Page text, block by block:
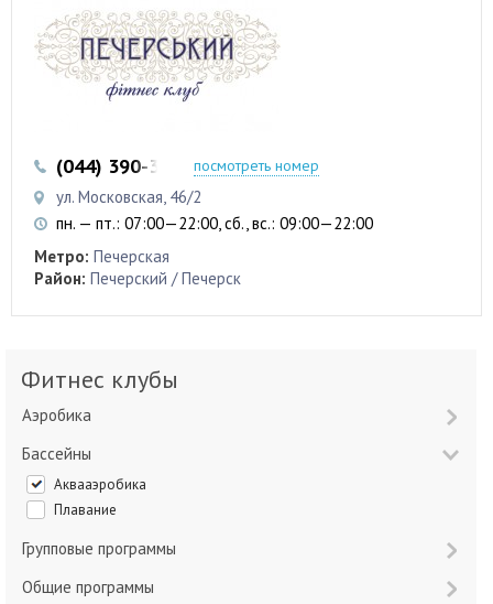
(044) 390-35-50посмотреть номер
ул. Московская, 46/2
пн. — пт.: 07:00—22:00, сб., вс.: 09:00—22:00
Метро: Печерская
Район: Печерский / Печерск
Фитнес клубы
Аэробика
Бассейны
Аквааэробика
Плавание
Групповые программы
Общие программы